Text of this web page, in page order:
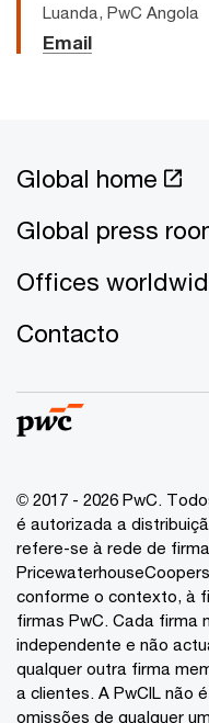
Luanda, PwC Angola
Email
Global home
Global press
Offices
Contacto
© 2017 - 2026 PwC.
é autorizada a
refere-se à rede de
conforme o contexto, à
firmas PwC. Cada firma
independente e não
qualquer outra firma
a clientes. A PwCIL não
omissões de qualquer